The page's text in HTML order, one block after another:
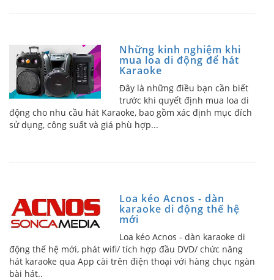
Những kinh nghiệm khi
mua loa di động để hát
Karaoke
Đây là những điều bạn cần biết
trước khi quyết định mua loa di
động cho nhu cầu hát Karaoke, bao gồm xác định mục đích
sử dụng, công suất và giá phù hợp...
Loa kéo Acnos - dàn
karaoke di động thế hệ
mới
Loa kéo Acnos - dàn karaoke di
động thế hệ mới, phát wifi/ tích hợp đầu DVD/ chức năng
hát karaoke qua App cài trên điện thoại với hàng chục ngàn
bài hát..